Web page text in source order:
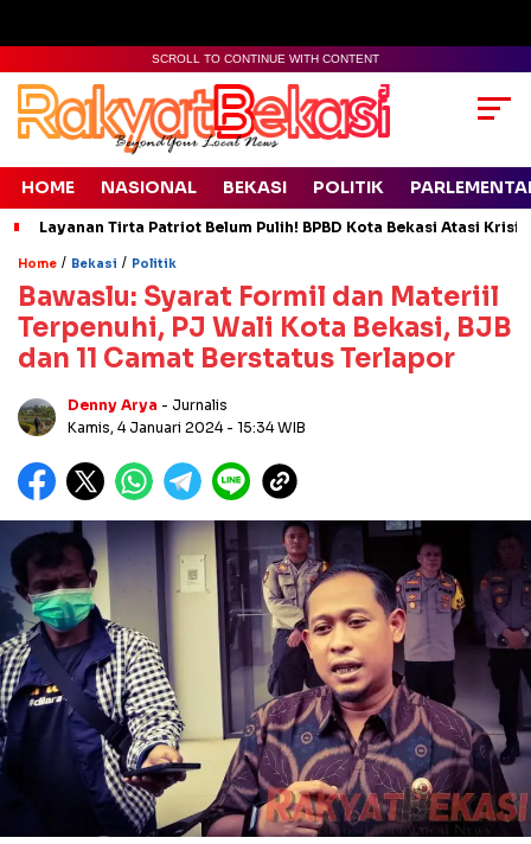
SCROLL TO CONTINUE WITH CONTENT
HOME NASIONAL BEKASI POLITIK
Layanan Tirta Patriot Belum Pulih! BPBD Kota Bekasi Atasi
Home / Bekasi / Politik
Bawaslu: Syarat Formil dan Materiil
Terpenuhi, PJ Wali Kota Bekasi, BJB
dan 11 Camat Berstatus Terlapor
Denny Arya - Jurnalis
Kamis, 4 Januari 2024 - 15:34 WIB